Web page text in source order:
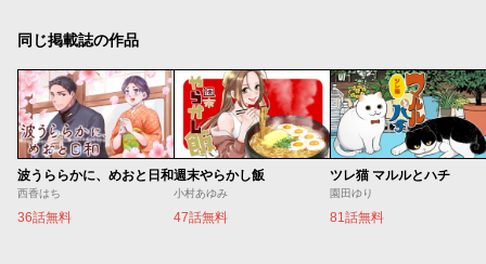
同じ掲載誌の作品
波うららかに、めおと日和
西香はち
36話無料
週末やらかし飯
小村あゆみ
47話無料
ツレ猫 マルルとハチ
園田ゆり
81話無料